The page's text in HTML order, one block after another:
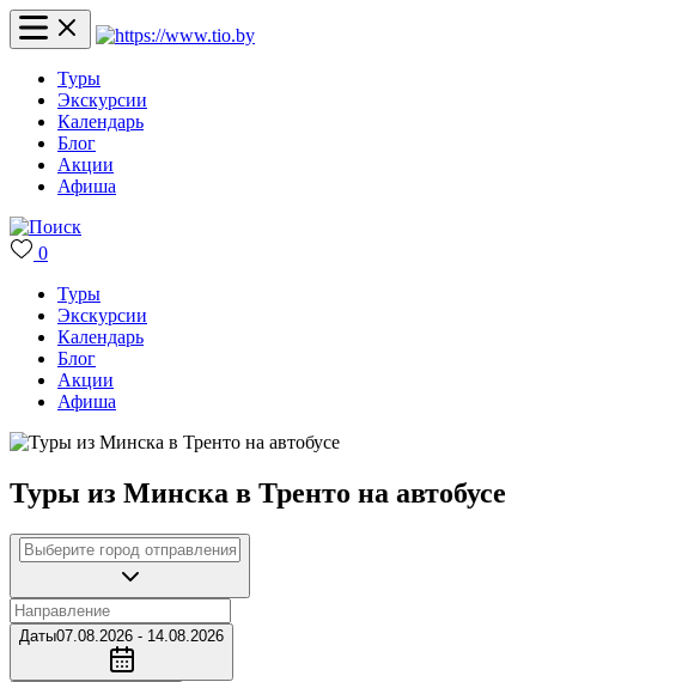
Туры
Экскурсии
Календарь
Блог
Акции
Афиша
0
Туры
Экскурсии
Календарь
Блог
Акции
Афиша
Туры из Минска в Тренто на автобусе
Даты07.08.2026 - 14.08.2026